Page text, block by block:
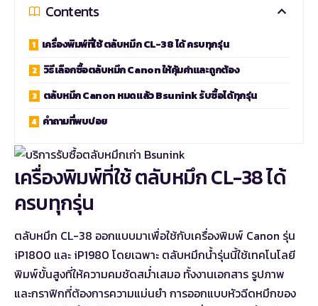
Contents
เครื่องพิมพ์ที่ใช้ ตลับหมึก CL-38 ได้ ครบทุกรุ่น
วิธีเลือกซื้อตลับหมึก Canon ให้คุ้มค่าและถูกต้อง
ตลับหมึก Canon หมดแล้ว Bsunink รับซื้อได้ทุกรุ่น
คำถามที่พบบ่อย
เครื่องพิมพ์ที่ใช้ ตลับหมึก CL-38 ได้
ครบทุกรุ่น
ตลับหมึก CL-38 ออกแบบมาเพื่อใช้กับเครื่องพิมพ์ Canon รุ่น
iP1800 และ iP1980 โดยเฉพาะ ตลับหมึกน้ำรุ่นนี้ใช้เทคโนโลยี
พิมพ์ขั้นสูงที่ให้ความคมชัดสม่ำเสมอ ทั้งงานเอกสาร รูปภาพ
และกราฟิกที่ต้องการความแม่นยำ การออกแบบหัวฉีดหมึกของ